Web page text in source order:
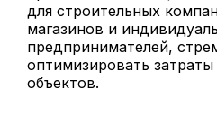
для строительных
магазинов и
предпринимателей,
оптимизировать
объектов.